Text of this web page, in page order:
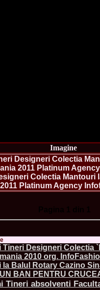
Imagine
Colectia Mantouri
2011 Platinum Agency
Tineri Designeri Colectia
2010 org.
la Balul Rotary Cazino
BAN PENTRU
Tineri absolventi